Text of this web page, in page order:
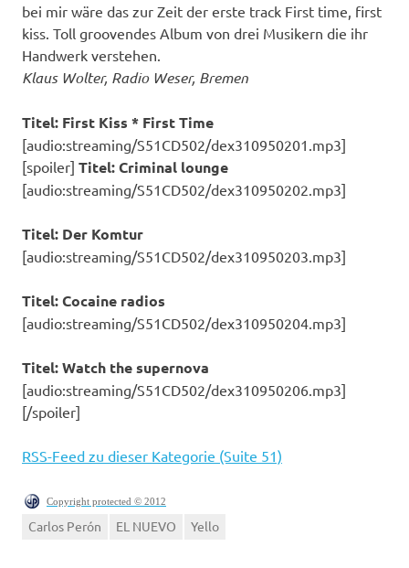
bei mir wäre das zur Zeit der erste track First time, first
kiss. Toll groovendes Album von drei Musikern die ihr
Handwerk verstehen.
Klaus Wolter, Radio Weser, Bremen
Titel: First Kiss * First Time
[audio:streaming/S51CD502/dex310950201.mp3]
[spoiler] Titel: Criminal lounge
[audio:streaming/S51CD502/dex310950202.mp3]
Titel: Der Komtur
[audio:streaming/S51CD502/dex310950203.mp3]
Titel: Cocaine radios
[audio:streaming/S51CD502/dex310950204.mp3]
Titel: Watch the supernova
[audio:streaming/S51CD502/dex310950206.mp3]
[/spoiler]
RSS-Feed zu dieser Kategorie (Suite 51)
Copyright protected © 2012
Carlos Perón EL NUEVO Yello